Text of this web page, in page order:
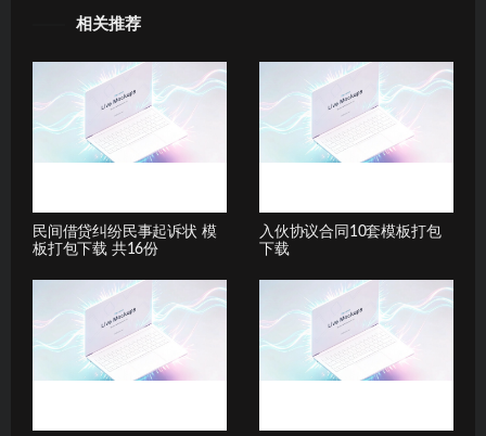
相关推荐
民间借贷纠纷民事起诉状 模
板打包下载 共16份
入伙协议合同10套模板打包
下载